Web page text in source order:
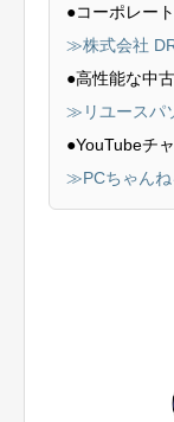
●コーポレー
≫株式会社
●高性能な中
≫リユースパ
●YouTubeチ
≫PCちゃんね